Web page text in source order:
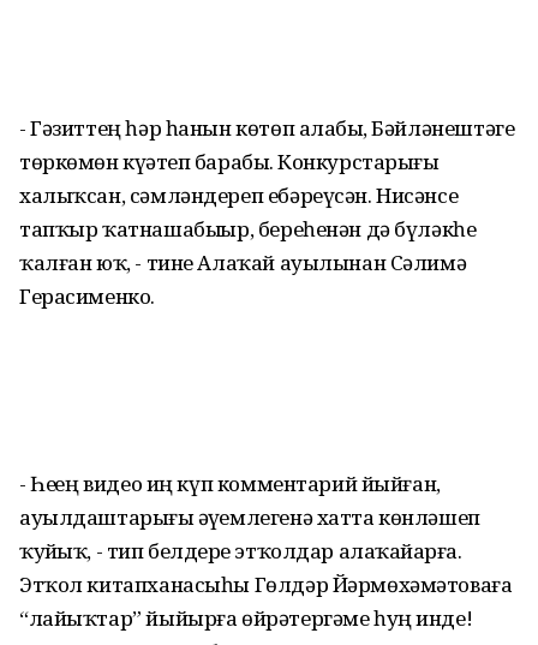
- Гәзиттең һәр һанын көтөп алабыҙ, Бәйләнештәге
төркөмөн күҙәтеп барабыҙ. Конкурстарығыҙ
халыҡсан, сәмләндереп ебәреүсән. Нисәнсе
тапҡыр ҡатнашабыҙҙыр, береһенән дә бүләкһеҙ
ҡалған юҡ, - тине Алаҡай ауылынан Сәлимә
Герасименко.
- Һеҙҙең видео иң күп комментарий йыйған,
ауылдаштарығыҙ әүҙемлегенә хатта көнләшеп
ҡуйҙыҡ, - тип белдерҙе этҡолдар алаҡайҙарға.
Этҡол китапханасыһы Гөлдәр Йәрмөхәмәтоваға
“лайыҡтар” йыйырға өйрәтергәме һуң инде!